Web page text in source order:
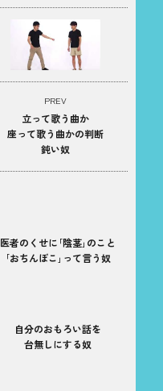
PREV
立って歌う曲か
座って歌う曲かの判断
鈍い奴
医者のくせに｢陰茎｣のこと
｢おちんぽこ｣って言う奴
自分のおもろい話を
台無しにする奴